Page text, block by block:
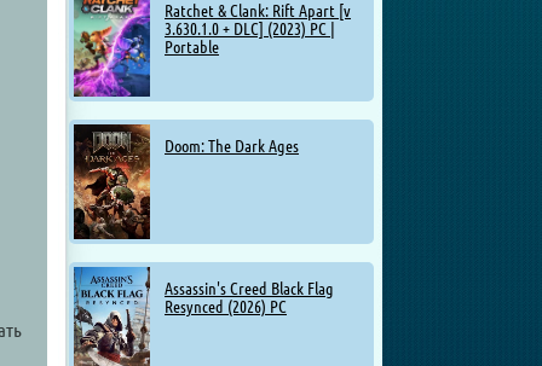
Ratchet & Clank: Rift Apart [v
3.630.1.0 + DLC] (2023) PC |
Portable
Doom: The Dark Ages
Assassin's Creed Black Flag
Resynced (2026) PC